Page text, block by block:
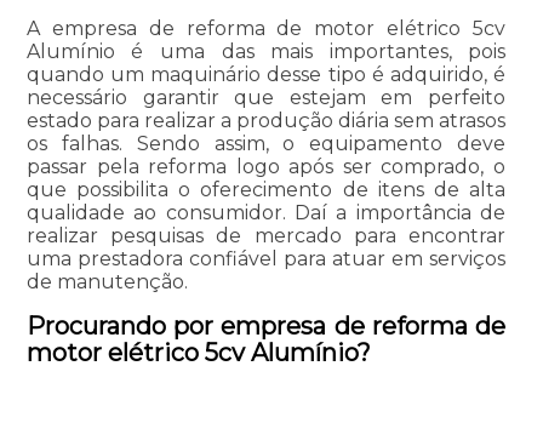
A empresa de reforma de motor elétrico 5cv
Alumínio é uma das mais importantes, pois
quando um maquinário desse tipo é adquirido, é
necessário garantir que estejam em perfeito
estado para realizar a produção diária sem atrasos
os falhas. Sendo assim, o equipamento deve
passar pela reforma logo após ser comprado, o
que possibilita o oferecimento de itens de alta
qualidade ao consumidor. Daí a importância de
realizar pesquisas de mercado para encontrar
uma prestadora confiável para atuar em serviços
de manutenção.
Procurando por empresa de reforma de
motor elétrico 5cv Alumínio?